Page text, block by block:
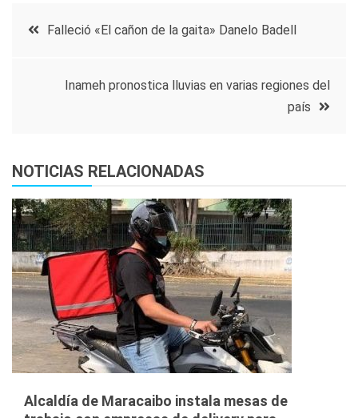
Navegación
Falleció «El cañon de la gaita» Danelo Badell
Inameh pronostica lluvias en varias regiones del
país
NOTICIAS RELACIONADAS
Alcaldía de Maracaibo instala mesas de